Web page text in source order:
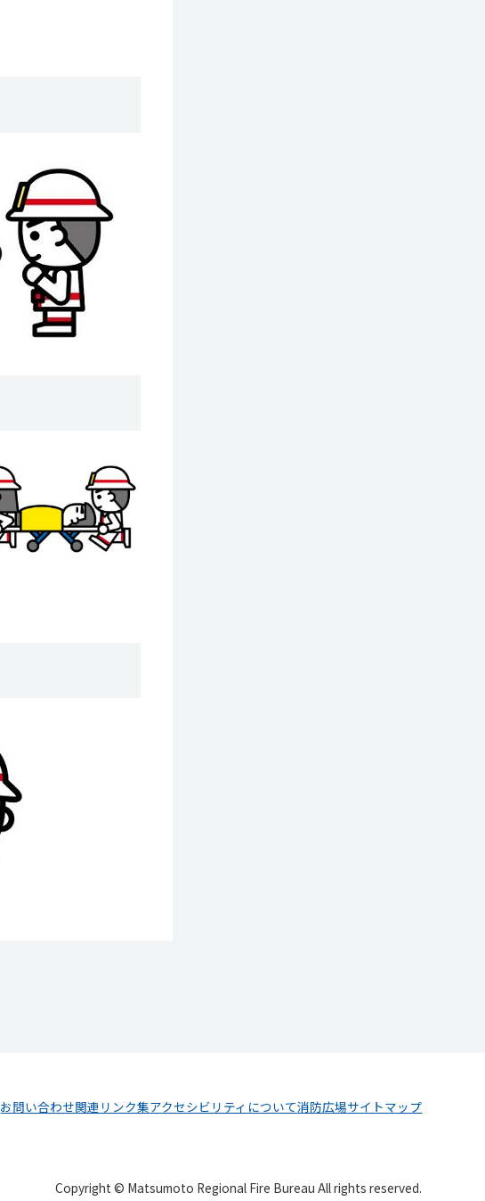
お問い合わせ関連リンク集アクセシビリティについて消防広場サイトマップ
Copyright © Matsumoto Regional Fire Bureau All rights reserved.